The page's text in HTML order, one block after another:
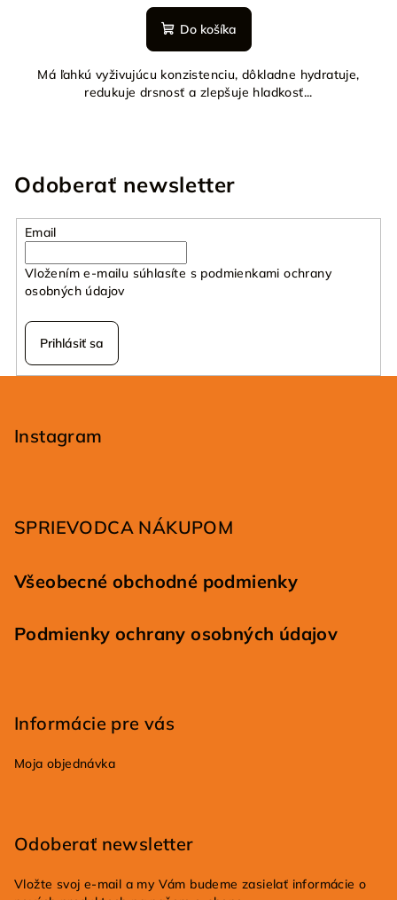
Do košíka
Má ľahkú vyživujúcu konzistenciu, dôkladne hydratuje,
redukuje drsnosť a zlepšuje hladkosť...
Odoberať newsletter
Email
Vložením e-mailu súhlasíte s podmienkami ochrany
osobných údajov
Prihlásiť sa
Instagram
SPRIEVODCA NÁKUPOM
Všeobecné obchodné podmienky
Podmienky ochrany osobných údajov
Informácie pre vás
Moja objednávka
Odoberať newsletter
Vložte svoj e-mail a my Vám budeme zasielať informácie o